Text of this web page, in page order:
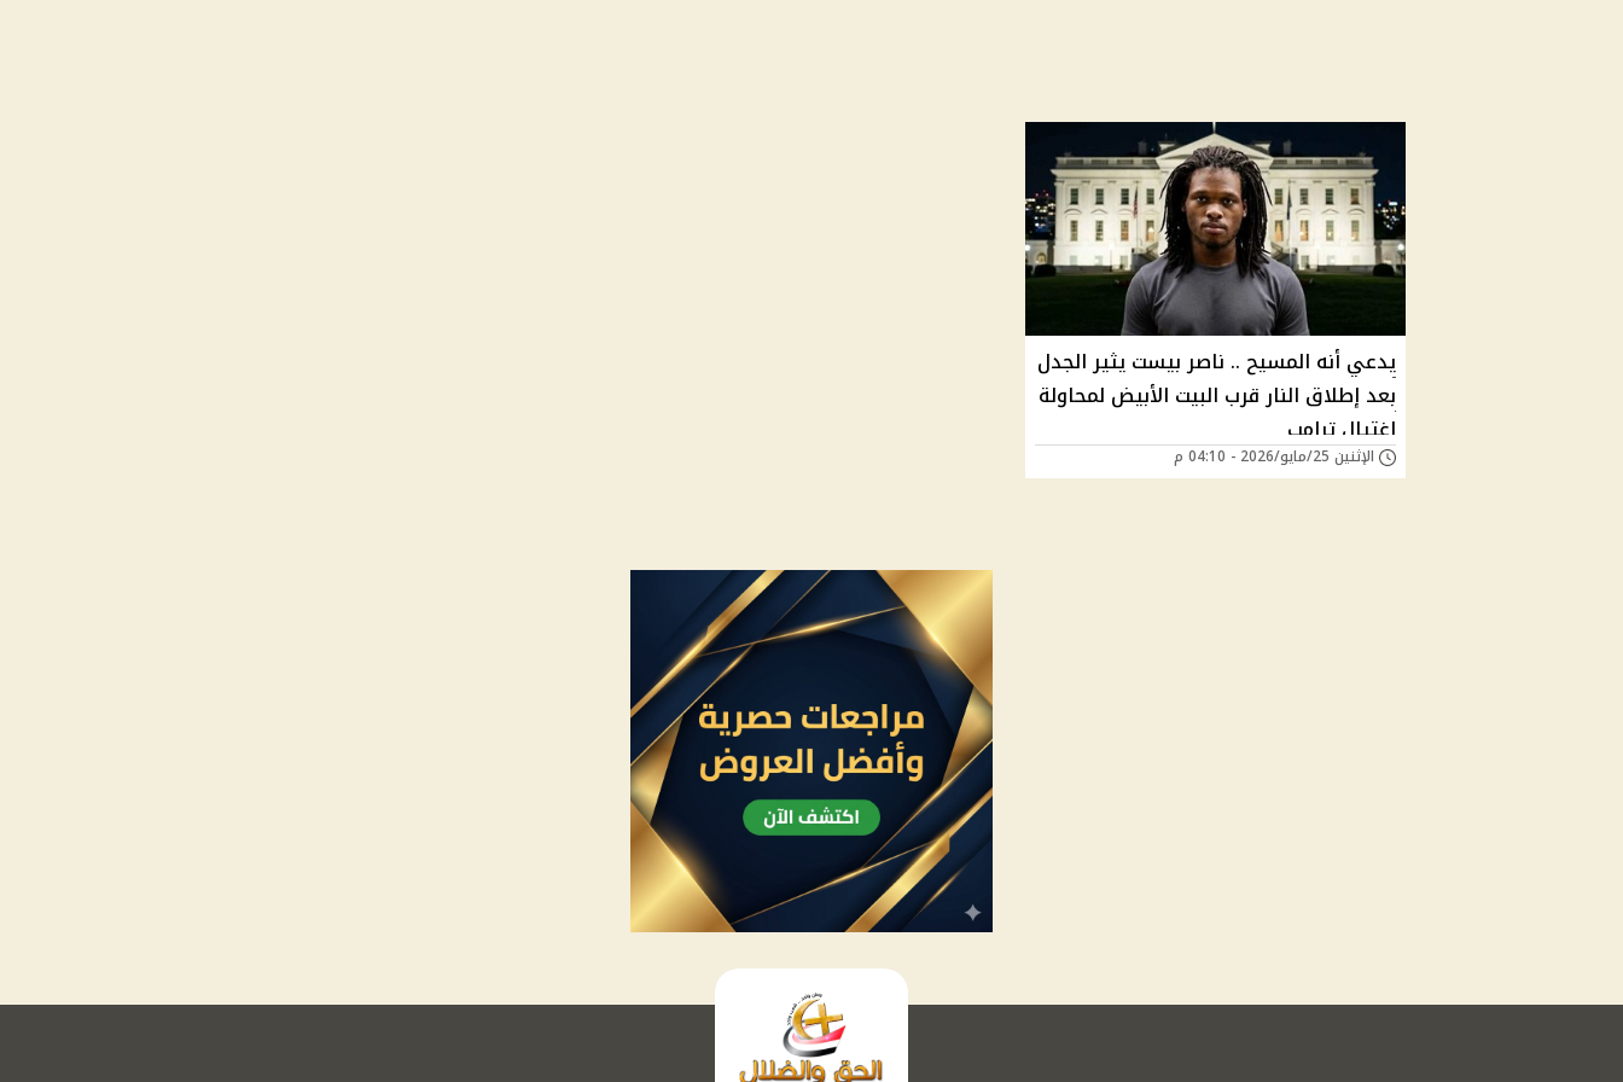
يدعي أنه المسيح .. ناصر بيست يثير الجدل
بعد إطلاق النار قرب البيت الأبيض لمحاولة
إغتيال ترامب
الإثنين 25/مايو/2026 - 04:10 م